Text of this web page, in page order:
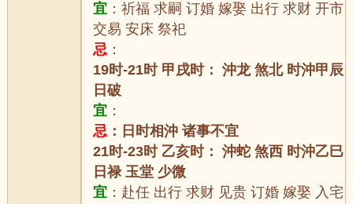
宜 ：祈福 求嗣 订婚 嫁娶 出行 求财 开市
交易 安床 祭祀
忌 ：
19时-21时 甲戌时： 沖龙 煞北 时沖甲辰
日破
宜 ：
忌 ：日时相沖 诸事不宜
21时-23时 乙亥时： 沖蛇 煞西 时沖乙巳
日禄 玉堂 少微
宜 ：赴任 出行 求财 见贵 订婚 嫁娶 入宅